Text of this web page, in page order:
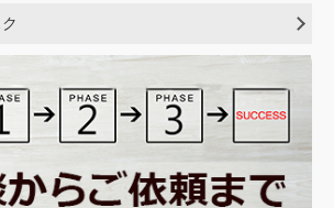
った場合にトラブルを避けるための手順
せない労務管理体制
ションとは
更にあたるケースとは
ルが発生すると・・・
発生すると・・・
題が発生すると・・
すると・・・
てしまうと・・・
ルが発生すると・・